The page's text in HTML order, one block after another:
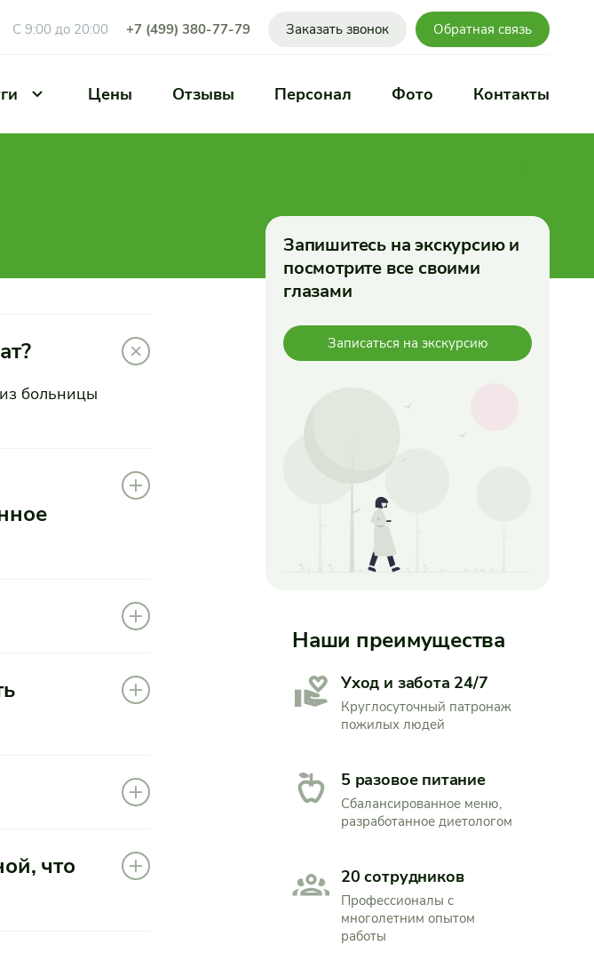
С 9:00 до 20:00 +7 (499) 380-77-79 Заказать звонок Обратная связь
Цены Отзывы Персонал Фото Контакты
больницы
что
Запишитесь на экскурсию и
посмотрите все своими
глазами
Записаться на экскурсию
Наши преимущества
Уход и забота 24/7
Круглосуточный патронаж
пожилых людей
5 разовое питание
Сбалансированное меню,
разработанное диетологом
20 сотрудников
Профессионалы с
многолетним опытом
работы